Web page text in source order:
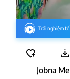
Trải nghiệm
Jobna